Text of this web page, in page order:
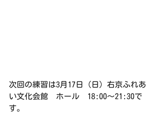
次回の練習は3月17日（日）右京ふれあ
い文化会館　ホール　18:00〜21:30で
す。